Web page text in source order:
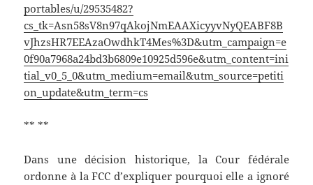
portables/u/29535482?
cs_tk=Asn58sV8n97qAkojNmEAAXicyyvNyQEABF8B
vJhzsHR7EEAzaOwdhkT4Mes%3D&utm_campaign=e
0f90a7968a24bd3b6809e10925d596e&utm_content=ini
tial_v0_5_0&utm_medium=email&utm_source=petiti
on_update&utm_term=cs
** **
Dans une décision historique, la Cour fédérale
ordonne à la FCC d’expliquer pourquoi elle a ignoré